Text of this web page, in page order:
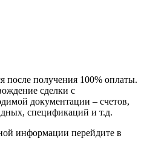
после получения 100% оплаты.
сделки с
документации – счетов,
спецификаций и т.д.
информации перейдите в